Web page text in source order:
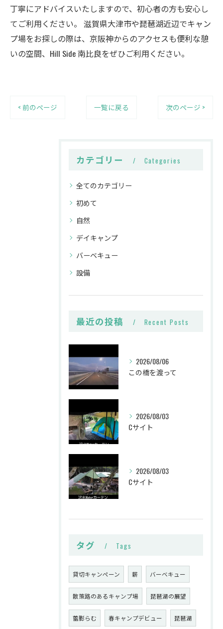
丁寧にアドバイスいたしますので、初心者の方も安心し
てご利用ください。 滋賀県大津市や琵琶湖近辺でキャン
プ場をお探しの際は、京阪神からのアクセスも便利な憩
いの空間、Hill Side 南比良をぜひご利用ください。
< 前のページ 一覧に戻る 次のページ >
カテゴリー Categories
全てのカテゴリー
初めて
自然
デイキャンプ
バーベキュー
設備
最近の投稿 Recent Posts
2026/08/06
この橋を渡って
2026/08/03
Cサイト
2026/08/03
Cサイト
タグ Tags
貸切キャンペーン 薪 バーベキュー
散策路のあるキャンプ場 琵琶湖の展望
蕾膨らむ 春キャンプデビュー 琵琶湖